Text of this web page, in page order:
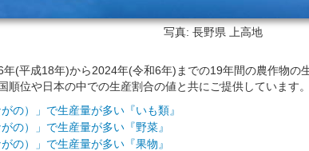
写真: 長野県 上高地
年(平成18年)から2024年(令和6年)までの19年間の農作物の
順位や日本の中での生産割合の値と共にご提供しています。
がの）」で生産量が多い『いも類』
がの）」で生産量が多い『野菜』
がの）」で生産量が多い『果物』